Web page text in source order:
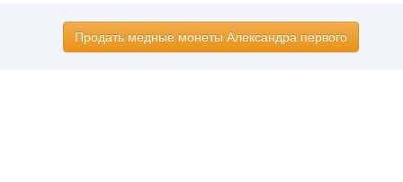
Продать медные монеты Александра первого